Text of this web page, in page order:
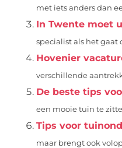
met iets anders dan
In Twente moet
specialist als het gaat
Hovenier
verschillende
De beste tips
een mooie tuin te
Tips voor
maar brengt ook